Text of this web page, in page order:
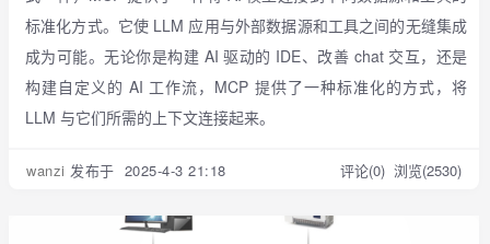
标准化方式。它使 LLM 应用与外部数据源和工具之间的无缝集成
成为可能。无论你是构建 AI 驱动的 IDE、改善 chat 交互，还是
构建自定义的 AI 工作流，MCP 提供了一种标准化的方式，将
LLM 与它们所需的上下文连接起来。
wanzi 发布于 2025-4-3 21:18 评论(0) 浏览(2530)